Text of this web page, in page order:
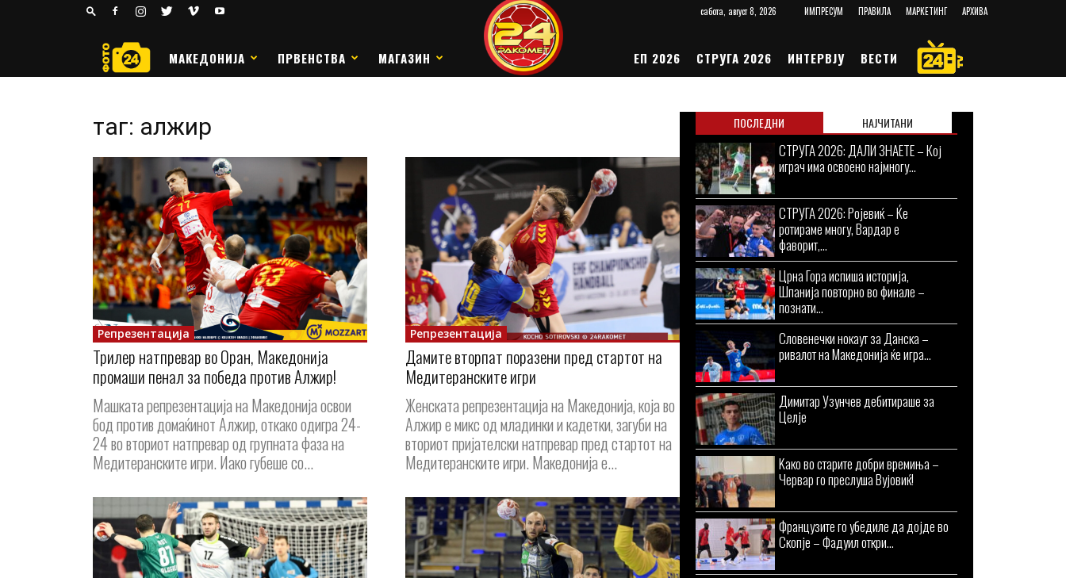
сабота, август 8, 2026 ИМПРЕСУМ ПРАВИЛА МАРКЕТИНГ АРХИВА
РАКОМЕТ
МАКЕДОНИЈА ПРВЕНСТВА МАГАЗИН ЕП 2026 СТРУГА 2026 ИНТЕРВЈУ ВЕСТИ
таг: алжир
Репрезентација
Трилер натпревар во Оран, Македонија
промаши пенал за победа против Алжир!
Машката репрезентација на Македонија освои
бод против домаќинот Алжир, откако одигра 24-
24 во вториот натпревар од групната фаза на
Медитеранските игри. Иако губеше со...
Репрезентација
Дамите вторпат поразени пред стартот на
Медитеранските игри
Женската репрезентација на Македонија, која во
Алжир е микс од младинки и кадетки, загуби на
вториот пријателски натпревар пред стартот на
Медитеранските игри. Mакедонија е...
ПОСЛЕДНИ НАЈЧИТАНИ
СТРУГА 2026: ДАЛИ ЗНАЕТЕ – Кој
играч има освоено најмногу...
СТРУГА 2026: Ројевиќ – Ќе
ротираме многу, Вардар е
фаворит,...
Црна Гора испиша историја,
Шпанија повторно во финале –
познати...
Словенечки нокаут за Данска –
ривалот на Македонија ќе игра...
Димитар Узунчев дебитираше за
Целје
Kaко во старите добри времиња –
Червар го преслуша Вујовиќ!
Французите го убедиле да дојде во
Скопје – Фадуил откри...